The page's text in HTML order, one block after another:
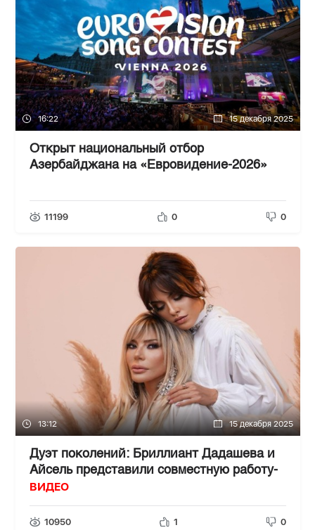
16:22 15 декабря 2025
Открыт национальный отбор
Азербайджана на «Евровидение-2026»
11199 0 0
13:12 15 декабря 2025
Дуэт поколений: Бриллиант Дадашева и
Айсель представили совместную работу-
ВИДЕО
10950 1 0